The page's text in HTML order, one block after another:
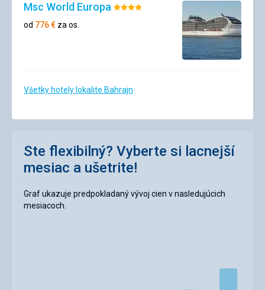
Msc World Europa Hodnotenie:
od 776€ za os.
Všetky hotely lokalite Bahrajn
Ste flexibilný? Vyberte si lacnejší
mesiac a ušetrite!
Graf ukazuje predpokladaný vývoj cien v nasledujúcich
mesiacoch.